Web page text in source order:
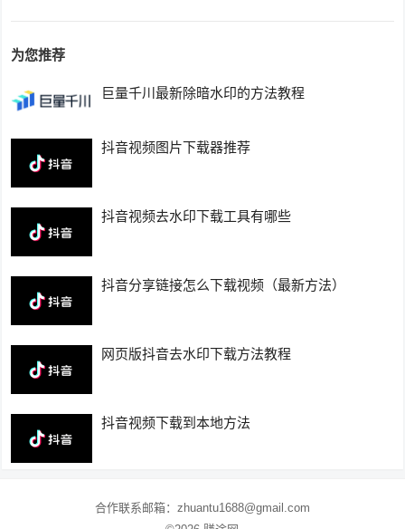
为您推荐
巨量千川最新除暗水印的方法教程
抖音视频图片下载器推荐
抖音视频去水印下载工具有哪些
抖音分享链接怎么下载视频（最新方法）
网页版抖音去水印下载方法教程
抖音视频下载到本地方法
合作联系邮箱：zhuantu1688@gmail.com